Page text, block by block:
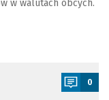
w walutach obcych.
0